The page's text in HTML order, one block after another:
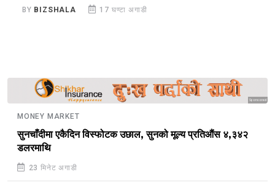
BY BIZSHALA 17 घण्टा अगाडी
Sponsored
MONEY MARKET
सुनचाँदीमा एकैदिन विस्फोटक उछाल, सुनको मूल्य प्रतिऔंस ४,३४२
डलरमाथि
23 मिनेट अगाडी